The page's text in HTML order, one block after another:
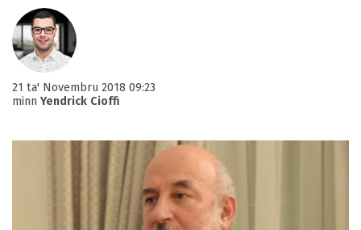
21 ta' Novembru 2018 09:23
minn Yendrick Cioffi